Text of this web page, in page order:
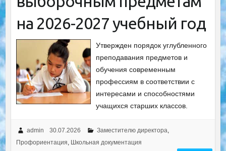
на 2026-2027 учебный год
Утвержден порядок углубленного
преподавания предметов и
обучения современным
профессиям в соответствии с
интересами и способностями
учащихся старших классов.
admin 30.07.2026 Заместителю директора,
Профориентация, Школьная документация